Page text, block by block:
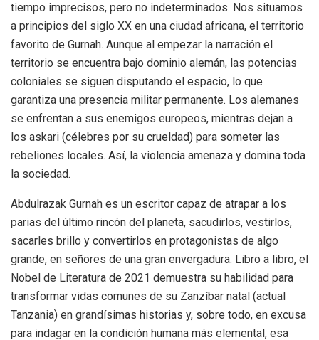
tiempo imprecisos, pero no indeterminados. Nos situamos
a principios del siglo XX en una ciudad africana, el territorio
favorito de Gurnah. Aunque al empezar la narración el
territorio se encuentra bajo dominio alemán, las potencias
coloniales se siguen disputando el espacio, lo que
garantiza una presencia militar permanente. Los alemanes
se enfrentan a sus enemigos europeos, mientras dejan a
los askari (célebres por su crueldad) para someter las
rebeliones locales. Así, la violencia amenaza y domina toda
la sociedad.
Abdulrazak Gurnah es un escritor capaz de atrapar a los
parias del último rincón del planeta, sacudirlos, vestirlos,
sacarles brillo y convertirlos en protagonistas de algo
grande, en señores de una gran envergadura. Libro a libro, el
Nobel de Literatura de 2021 demuestra su habilidad para
transformar vidas comunes de su Zanzíbar natal (actual
Tanzania) en grandísimas historias y, sobre todo, en excusa
para indagar en la condición humana más elemental, esa